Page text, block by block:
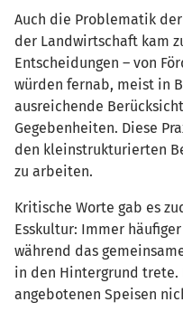
Auch die Problematik
der Landwirtschaft kam
Entscheidungen – von
würden fernab, meist in
ausreichende
Gegebenheiten. Diese
den kleinstrukturierten
zu arbeiten.
Kritische Worte gab es
Esskultur: Immer
während das
in den Hintergrund
angebotenen Speisen